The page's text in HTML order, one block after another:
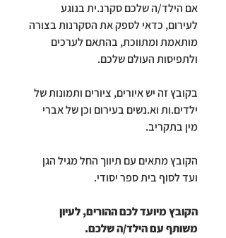
אם הילד/ה שלכם סקרנ.ית בנוגע
לעירום, כדאי לספק את הסקרנות בצורה
מותאמת ומתווכת, בהתאם לערכים
ולתפיסות העולם שלכם.
בקובץ זה יש איורים, ציורים ותמונות של
ילדים.ות וא.נשים בעירום וכן של אברי
מין בתקריב.
הקובץ מתאים עם תיווך החל מגיל הגן
ועד לסוף בית ספר יסודי.
הקובץ מיועד לכם ההורים, לעיון
משותף עם הילד/ה שלכם.